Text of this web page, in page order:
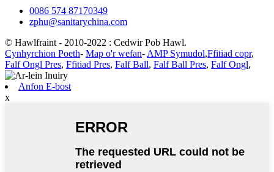
0086 574 87170349
zphu@sanitarychina.com
© Hawlfraint - 2010-2022 : Cedwir Pob Hawl.
Cynhyrchion Poeth- Map o'r wefan- AMP Symudol,Ffitiad copr,
Falf Ongl Pres, Ffitiad Pres, Falf Ball, Falf Ball Pres, Falf Ongl,
Anfon E-bost
x